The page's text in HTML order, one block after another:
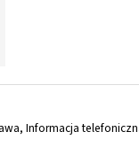
Informacja